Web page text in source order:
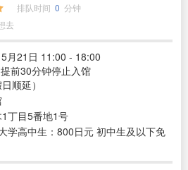
排队时间 0 分钟
去
月21日 11:00 - 18:00
前30分钟停止入馆
顺延）
丁目5番地1号
学高中生：800日元 初中生及以下免